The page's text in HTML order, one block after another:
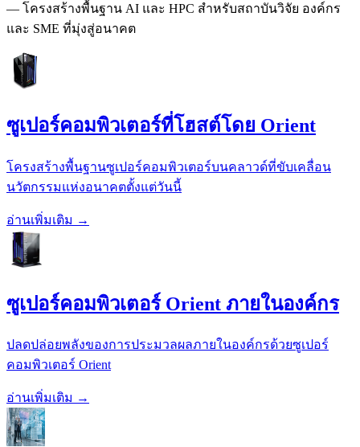
— โครงสร้างพื้นฐาน AI และ HPC สำหรับสถาบันวิจัย องค์กร
และ SME ที่มุ่งสู่อนาคต
ซูเปอร์คอมพิวเตอร์ที่โฮสต์โดย Orient
โครงสร้างพื้นฐานซูเปอร์คอมพิวเตอร์บนคลาวด์ที่ขับเคลื่อน
นวัตกรรมแห่งอนาคตตั้งแต่วันนี้
อ่านเพิ่มเติม →
ซูเปอร์คอมพิวเตอร์ Orient ภายในองค์กร
ปลดปล่อยพลังของการประมวลผลภายในองค์กรด้วยซูเปอร์
คอมพิวเตอร์ Orient
อ่านเพิ่มเติม →